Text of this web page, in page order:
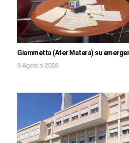
Giammetta (Ater Matera) su
6 Agosto 2026